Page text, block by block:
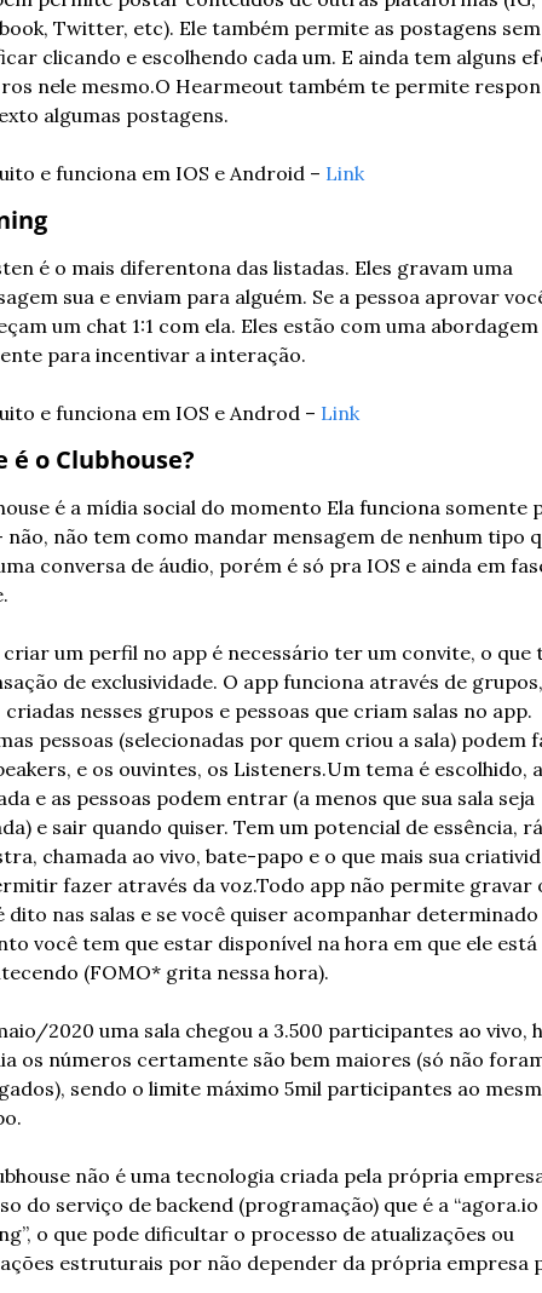
Twitter, etc). Ele também permite as postagens
clicando e escolhendo cada um. E ainda tem alguns
nele mesmo.O Hearmeout também te permite
algumas postagens.
e funciona em IOS e Android – Link
é o mais diferentona das listadas. Eles gravam uma
sua e enviam para alguém. Se a pessoa aprovar
um chat 1:1 com ela. Eles estão com uma abordagem
para incentivar a interação.
e funciona em IOS e Androd – Link
é o Clubhouse?
é a mídia social do momento Ela funciona somente
não, não tem como mandar mensagem de nenhum tipo
conversa de áudio, porém é só pra IOS e ainda em
criar um perfil no app é necessário ter um convite, o que
de exclusividade. O app funciona através de grupos,
criadas nesses grupos e pessoas que criam salas no app.
pessoas (selecionadas por quem criou a sala) podem
e os ouvintes, os Listeners.Um tema é escolhido,
e as pessoas podem entrar (a menos que sua sala seja
e sair quando quiser. Tem um potencial de essência,
chamada ao vivo, bate-papo e o que mais sua
fazer através da voz.Todo app não permite gravar
dito nas salas e se você quiser acompanhar determinado
você tem que estar disponível na hora em que ele está
(FOMO* grita nessa hora).
2020 uma sala chegou a 3.500 participantes ao vivo,
os números certamente são bem maiores (só não
sendo o limite máximo 5mil participantes ao
não é uma tecnologia criada pela própria
do serviço de backend (programação) que é a “agora.io
o que pode dificultar o processo de atualizações ou
estruturais por não depender da própria empresa